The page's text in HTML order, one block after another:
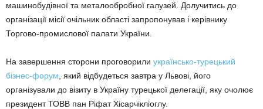
машинобудівної та металообробної галузей. Долучитись до
організації місії очільник області запропонував і керівнику
Торгово-промислової палати України.
На завершення сторони проговорили українсько-турецький
бізнес-форум, який відбудеться завтра у Львові, його
організували до візиту в Україну турецької делегації, яку очолює
президент ТОВВ пан Ріфат Хісарчікліоглу.